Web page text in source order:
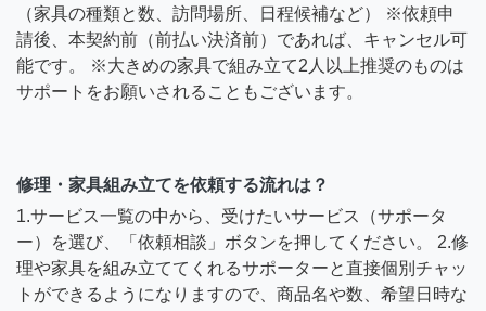
（家具の種類と数、訪問場所、日程候補など） ※依頼申
請後、本契約前（前払い決済前）であれば、キャンセル可
能です。 ※大きめの家具で組み立て2人以上推奨のものは
サポートをお願いされることもございます。
修理・家具組み立てを依頼する流れは？
1.サービス一覧の中から、受けたいサービス（サポータ
ー）を選び、「依頼相談」ボタンを押してください。 2.修
理や家具を組み立ててくれるサポーターと直接個別チャッ
トができるようになりますので、商品名や数、希望日時な